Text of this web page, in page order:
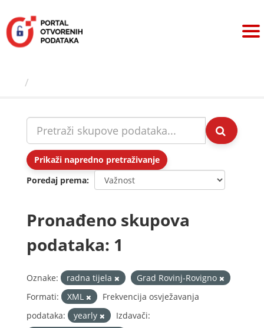
sadržaj
Prikaži napredno pretraživanje
Poredaj prema
Pronađeno skupova
podataka: 1
Oznake: radna tijela
Grad Rovinj-Rovigno
Formati:
XML
Frekvencija osvježavanja
podataka:
yearly
Izdavači: